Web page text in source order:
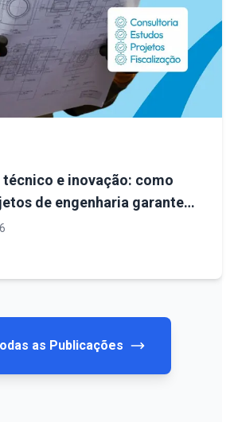
e inovação: como
de engenharia garantem
mais eficientes
as Publicações